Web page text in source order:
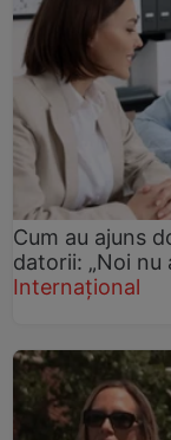
Cum au ajuns
datorii: „Noi nu
Internațional